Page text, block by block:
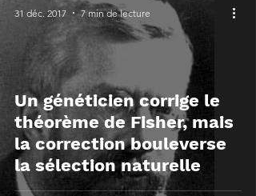
Un généticien corrige le
théorème de Fisher, mais
la correction bouleverse
la sélection naturelle
31 déc. 2017 7 min de lecture